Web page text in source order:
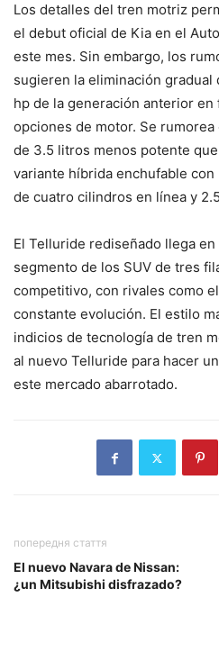
Los detalles del tren motriz
el debut oficial de Kia en el
este mes. Sin embargo, los
sugieren la eliminación gradual
hp de la generación anterior en
opciones de motor. Se
de 3.5 litros menos potente
variante híbrida enchufable
de cuatro cilindros en línea y
El Telluride rediseñado llega
segmento de los SUV de tres
competitivo, con rivales como
constante evolución. El estilo
indicios de tecnología de tren
al nuevo Telluride para hacer
este mercado abarrotado.
попередня стаття
El nuevo Navara de Nissan:
¿un Mitsubishi disfrazado?